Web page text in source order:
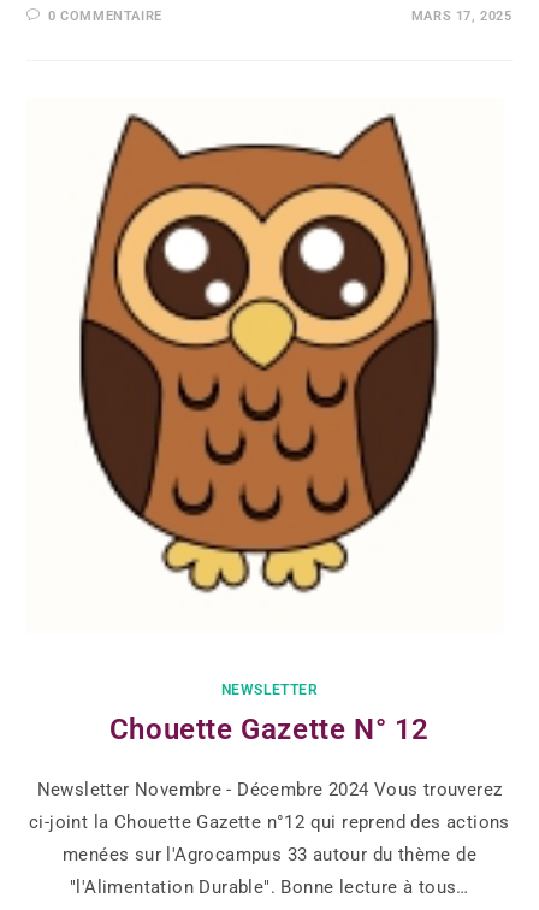
0 COMMENTAIRE MARS 17, 2025
NEWSLETTER
Chouette Gazette N° 12
Newsletter Novembre - Décembre 2024 Vous trouverez
ci-joint la Chouette Gazette n°12 qui reprend des actions
menées sur l'Agrocampus 33 autour du thème de
"l'Alimentation Durable". Bonne lecture à tous…